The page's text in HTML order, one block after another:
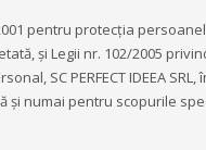
pentru protecția
și Legii nr. 102/2005
SC PERFECT IDEEA
și numai pentru scopurile